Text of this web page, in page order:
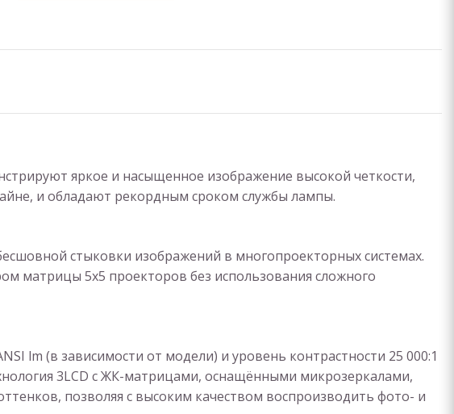
яркое и насыщенное изображение высокой четкости,
и обладают рекордным сроком службы лампы.
стыковки изображений в многопроекторных системах.
матрицы 5х5 проекторов без использования сложного
lm (в зависимости от модели) и уровень контрастности 25 000:1
3LCD с ЖК-матрицами, оснащёнными микрозеркалами,
позволяя с высоким качеством воспроизводить фото- и